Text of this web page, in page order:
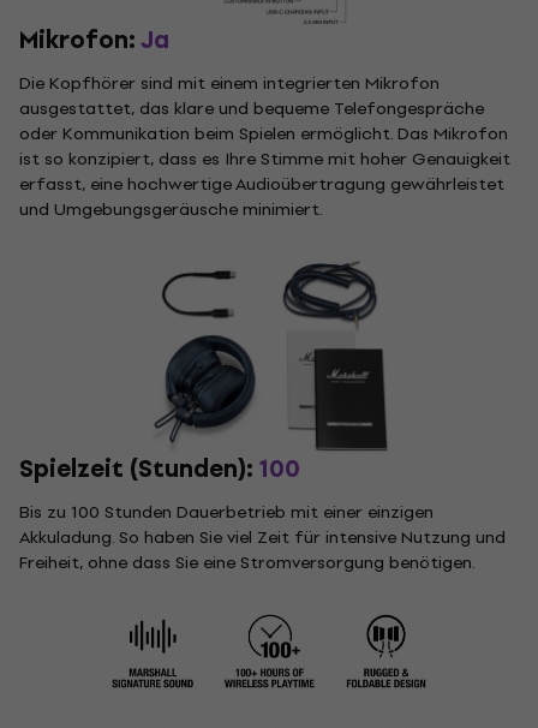
Mikrofon:Ja
Die Kopfhörer sind mit einem integrierten Mikrofon
ausgestattet, das klare und bequeme Telefongespräche
oder Kommunikation beim Spielen ermöglicht. Das Mikrofon
ist so konzipiert, dass es Ihre Stimme mit hoher Genauigkeit
erfasst, eine hochwertige Audioübertragung gewährleistet
und Umgebungsgeräusche minimiert.
Spielzeit (Stunden):100
Bis zu 100 Stunden Dauerbetrieb mit einer einzigen
Akkuladung. So haben Sie viel Zeit für intensive Nutzung und
Freiheit, ohne dass Sie eine Stromversorgung benötigen.